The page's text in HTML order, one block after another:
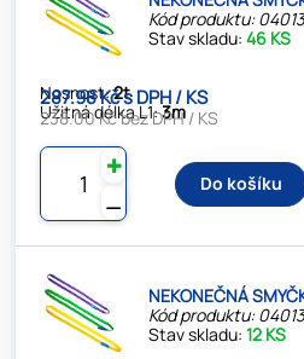
Kód produktu:
Stav skladu:46 KS
Nosnost:2t
Užitná délka L1:3m
287.98 Kč s DPH / KS
238.00 Kč bez DPH / KS
⚊
✚
Do košíku
NEKONEČNÁ
Kód produktu:
Stav skladu:12 KS